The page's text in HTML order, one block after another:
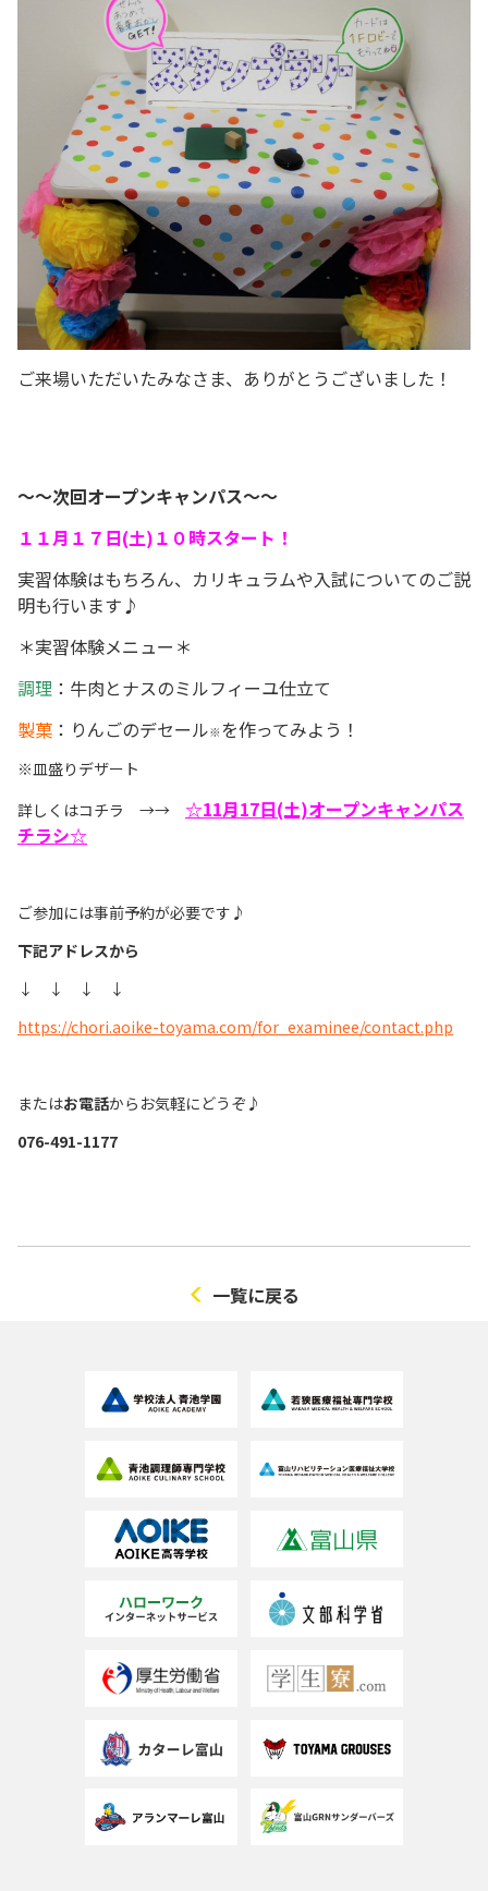
ご来場いただいたみなさま、ありがとうございました！
～～次回オープンキャンパス～～
１１月１７日(土)１０時スタート！
実習体験はもちろん、カリキュラムや入試についてのご説
明も行います♪
＊実習体験メニュー＊
調理 ：牛肉とナスのミルフィーユ仕立て
製菓 ：りんごのデセール※ を作ってみよう！
※皿盛りデザート
詳しくはコチラ →→ ☆11月17日(土)オープンキャンパス
チラシ☆
ご参加には事前予約が必要です♪
下記アドレスから
↓ ↓ ↓ ↓
https://chori.aoike-toyama.com/for_examinee/contact.php
またはお電話からお気軽にどうぞ♪
076-491-1177
一覧に戻る